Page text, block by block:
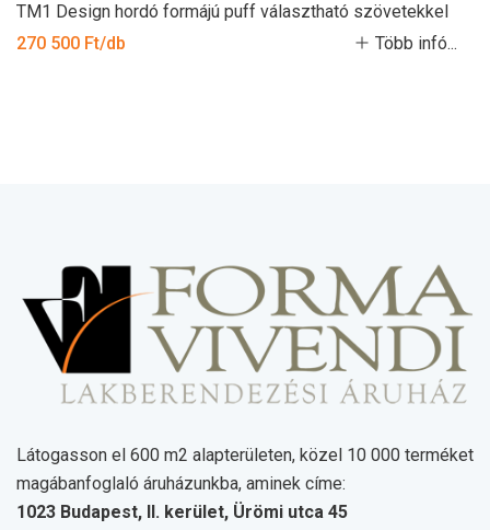
TM1 Design hordó formájú puff választható szövetekkel
270 500 Ft/db
Több infó...
Látogasson el 600 m2 alapterületen, közel 10 000 terméket
magábanfoglaló áruházunkba, aminek címe:
1023 Budapest, II. kerület, Ürömi utca 45